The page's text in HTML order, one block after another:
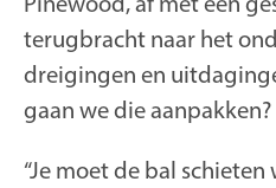
terugbracht naar het
dreigingen en
gaan we die aanpakken?
“Je moet de bal